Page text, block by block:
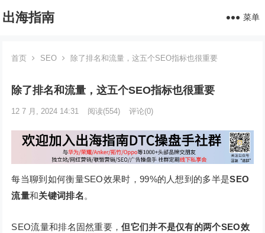
出海指南 菜单
首页 SEO 除了排名和流量，这五个SEO指标也很重要
除了排名和流量，这五个SEO指标也很重要
12 7 月, 2024 14:31 阅读(554) 评论(0)
每当聊到如何衡量SEO效果时，99%的人想到的多半是SEO
流量和关键词排名。
SEO流量和排名固然重要，但它们并不是仅有的两个SEO效